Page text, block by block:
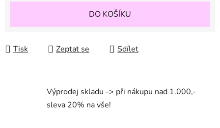
DO KOŠÍKU
Tisk Zeptat se Sdílet
Výprodej skladu -> při nákupu nad 1.000,-
sleva 20% na vše!